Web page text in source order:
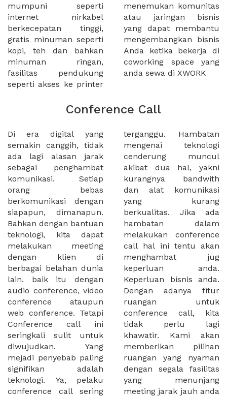
mumpuni seperti
internet nirkabel
berkecepatan tinggi,
gratis minuman seperti
kopi, teh dan bahkan
minuman ringan,
fasilitas pendukung
seperti akses ke printer
menemukan komunitas
atau jaringan bisnis
yang dapat membantu
mengembangkan bisnis
Anda ketika bekerja di
coworking space yang
anda sewa di XWORK
Conference Call
Di era digital yang
semakin canggih, tidak
ada lagi alasan jarak
sebagai penghambat
komunikasi. Setiap
orang bebas
berkomunikasi dengan
siapapun, dimanapun.
Bahkan dengan bantuan
teknologi, kita dapat
melakukan meeting
dengan klien di
berbagai belahan dunia
lain. baik itu dengan
audio conference, video
conference ataupun
web conference. Tetapi
Conference call ini
seringkali sulit untuk
diwujudkan. Yang
mejadi penyebab paling
signifikan adalah
teknologi. Ya, pelaku
conference call sering
terganggu. Hambatan
mengenai teknologi
cenderung muncul
akibat dua hal, yakni
kurangnya bandwith
dan alat komunikasi
yang kurang
berkualitas. Jika ada
hambatan dalam
melakukan conference
call hal ini tentu akan
menghambat jug
keperluan anda.
Keperluan bisnis anda.
Dengan adanya fitur
ruangan untuk
conference call, kita
tidak perlu lagi
khawatir. Kami akan
memberikan pilihan
ruangan yang nyaman
dengan segala fasilitas
yang menunjang
meeting jarak jauh anda